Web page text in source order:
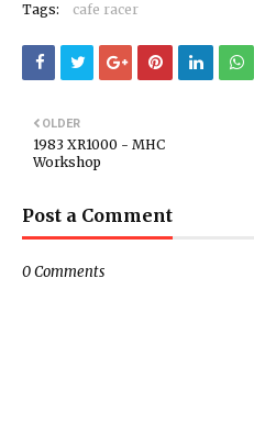
Tags: cafe racer
OLDER
1983 XR1000 - MHC
Workshop
Post a Comment
0 Comments